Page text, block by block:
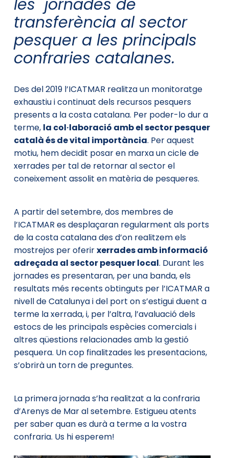
les jornades de
transferència al sector
pesquer a les principals
confraries catalanes.
Des del 2019 l’ICATMAR realitza un monitoratge
exhaustiu i continuat dels recursos pesquers
presents a la costa catalana. Per poder-lo dur a
terme, la col·laboració amb el sector pesquer
català és de vital importància. Per aquest
motiu, hem decidit posar en marxa un cicle de
xerrades per tal de retornar al sector el
coneixement assolit en matèria de pesqueres.
A partir del setembre, dos membres de
l’ICATMAR es desplaçaran regularment als ports
de la costa catalana des d’on realitzem els
mostrejos per oferirxerrades amb informació
adreçada al sector pesquer local. Durant les
jornades es presentaran, per una banda, els
resultats més recents obtinguts per l’ICATMAR a
nivell de Catalunya i del port on s’estigui duent a
terme la xerrada, i, per l’altra, l’avaluació dels
estocs de les principals espècies comercials i
altres qüestions relacionades amb la gestió
pesquera. Un cop finalitzades les presentacions,
s’obrirà un torn de preguntes.
La primera jornada s’ha realitzat a la confraria
d’Arenys de Mar al setembre. Estigueu atents
per saber quan es durà a terme a la vostra
confraria. Us hi esperem!